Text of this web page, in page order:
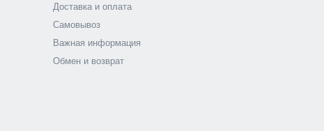
Доставка и оплата
Самовывоз
Важная информация
Обмен и возврат